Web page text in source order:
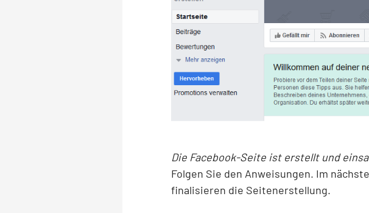
Die Facebook-Seite ist erstellt und
Folgen Sie den Anweisungen. Im
finalisieren die Seitenerstellung.